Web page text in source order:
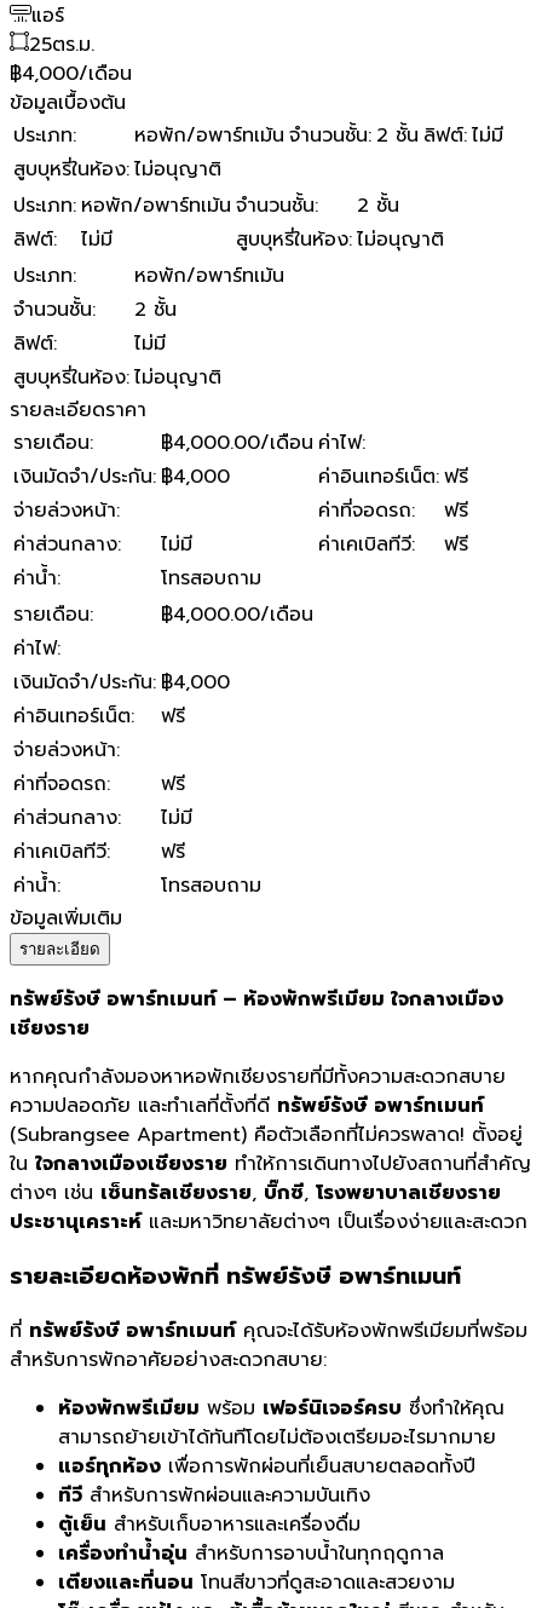
แอร์
25ตร.ม.
฿4,000/เดือน
ข้อมูลเบื้องต้น
ประเภท: หอพัก/อพาร์ทเม้น จำนวนชั้น: 2 ชั้น ลิฟต์:ไม่มี
สูบบุหรี่ในห้อง:ไม่อนุญาติ
ประเภท: หอพัก/อพาร์ทเม้น จำนวนชั้น:
2 ชั้น
ลิฟต์: ไม่มี สูบบุหรี่ในห้อง:ไม่อนุญาติ
ประเภท:
หอพัก/อพาร์ทเม้น
จำนวนชั้น:
2 ชั้น
ลิฟต์:
ไม่มี
สูบบุหรี่ในห้อง:ไม่อนุญาติ
รายละเอียดราคา
รายเดือน: ฿4,000.00/เดือน ค่าไฟ:
เงินมัดจำ/ประกัน: ฿4,000 ค่าอินเทอร์เน็ต:ฟรี
จ่ายล่วงหน้า: ค่าที่จอดรถ:
ฟรี
ค่าส่วนกลาง: ไม่มี ค่าเคเบิลทีวี:
ฟรี
ค่าน้ำ:
โทรสอบถาม
รายเดือน:
฿4,000.00/เดือน
ค่าไฟ:
เงินมัดจำ/ประกัน: ฿4,000
ค่าอินเทอร์เน็ต:
ฟรี
จ่ายล่วงหน้า:
ค่าที่จอดรถ:
ฟรี
ค่าส่วนกลาง:
ไม่มี
ค่าเคเบิลทีวี:
ฟรี
ค่าน้ำ:
โทรสอบถาม
ข้อมูลเพิ่มเติม
รายละเอียด
ทรัพย์รังษี อพาร์ทเมนท์ – ห้องพักพรีเมียม ใจกลางเมือง
เชียงราย
หากคุณกำลังมองหาหอพักเชียงรายที่มีทั้งความสะดวกสบาย
ความปลอดภัย และทำเลที่ตั้งที่ดี ทรัพย์รังษี อพาร์ทเมนท์
(Subrangsee Apartment) คือตัวเลือกที่ไม่ควรพลาด! ตั้งอยู่
ใน ใจกลางเมืองเชียงราย ทำให้การเดินทางไปยังสถานที่สำคัญ
ต่างๆ เช่น เซ็นทรัลเชียงราย, บิ๊กซี, โรงพยาบาลเชียงราย
ประชานุเคราะห์และมหาวิทยาลัยต่างๆ เป็นเรื่องง่ายและสะดวก
รายละเอียดห้องพักที่ ทรัพย์รังษี อพาร์ทเมนท์
ที่ ทรัพย์รังษี อพาร์ทเมนท์คุณจะได้รับห้องพักพรีเมียมที่พร้อม
สำหรับการพักอาศัยอย่างสะดวกสบาย:
ห้องพักพรีเมียม พร้อม เฟอร์นิเจอร์ครบ ซึ่งทำให้คุณ
สามารถย้ายเข้าได้ทันทีโดยไม่ต้องเตรียมอะไรมากมาย
แอร์ทุกห้อง เพื่อการพักผ่อนที่เย็นสบายตลอดทั้งปี
ทีวี สำหรับการพักผ่อนและความบันเทิง
ตู้เย็น สำหรับเก็บอาหารและเครื่องดื่ม
เครื่องทำน้ำอุ่น สำหรับการอาบน้ำในทุกฤดูกาล
เตียงและที่นอน โทนสีขาวที่ดูสะอาดและสวยงาม